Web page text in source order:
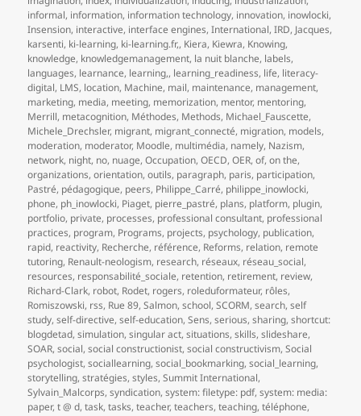
informal, information, information technology, innovation, inowlocki,
Insension, interactive, interface engines,International,IRD, Jacques,
karsenti, ki-learning, ki-learning.fr,, Kiera, Kiewra, Knowing,
knowledge, knowledgemanagement, la nuit blanche, labels,
languages, learnance, learning,, learning_readiness, life, literacy-
digital, LMS, location, Machine, mail, maintenance, management,
marketing, media, meeting, memorization, mentor, mentoring,
Merrill, metacognition, Méthodes, Methods, Michael_Fauscette,
Michele_Drechsler, migrant, migrant_connecté, migration, models,
moderation, moderator, Moodle, multimédia, namely, Nazism,
network, night, no, nuage,Occupation,OECD,OER,of,on the,
organizations,orientation,outils, paragraph, paris, participation,
Pastré, pédagogique, peers, Philippe_Carré, philippe_inowlocki,
phone, ph_inowlocki, Piaget, pierre_pastré, plans, platform, plugin,
portfolio, private, processes, professional consultant, professional
practices, program, Programs, projects, psychology, publication,
rapid, reactivity, Recherche, référence, Reforms, relation, remote
tutoring, Renault-neologism, research, réseaux, réseau_social,
resources, responsabilité_sociale, retention, retirement, review,
Richard-Clark, robot, Rodet, rogers, roleduformateur, rôles,
Romiszowski, rss, Rue 89,Salmon,school,SCORM,search,self
study,self-directive,self-education,Sens,serious,sharing,shortcut:
blogdetad,simulation,singular act,situations,skills,slideshare,
SOAR,social,social constructionist,social constructivism,Social
psychologist,sociallearning,social_bookmarking,social_learning,
storytelling,stratégies,styles,Summit International,
Sylvain_Malcorps,syndication,system: filetype: pdf,system: media:
paper,t @ d,task,tasks,teacher,teachers,teaching,téléphone,